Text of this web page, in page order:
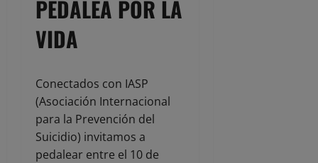
PEDALEA POR LA
VIDA
Conectados con IASP
(Asociación Internacional
para la Prevención del
Suicidio) invitamos a
pedalear entre el 10 de